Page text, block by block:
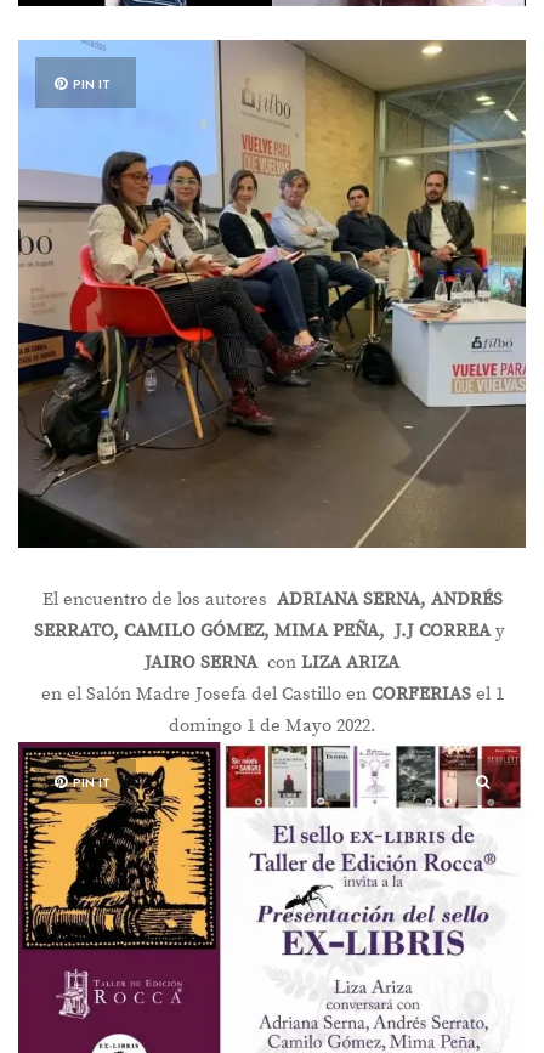
PIN IT
El encuentro de los autores ADRIANA SERNA, ANDRÉS
SERRATO, CAMILO GÓMEZ, MIMA PEÑA, J.J CORREAy
JAIRO SERNA con LIZA ARIZA
en el Salón Madre Josefa del Castillo en CORFERIASel 1
domingo 1 de Mayo 2022.
PIN IT